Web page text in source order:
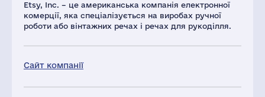
Etsy, Inc. – це американська компанія електронної
комерції, яка спеціалізується на виробах ручної
роботи або вінтажних речах і речах для рукоділля.
Сайт компанії